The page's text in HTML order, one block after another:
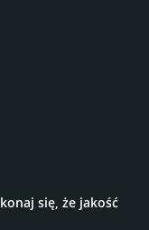
się, że jakość